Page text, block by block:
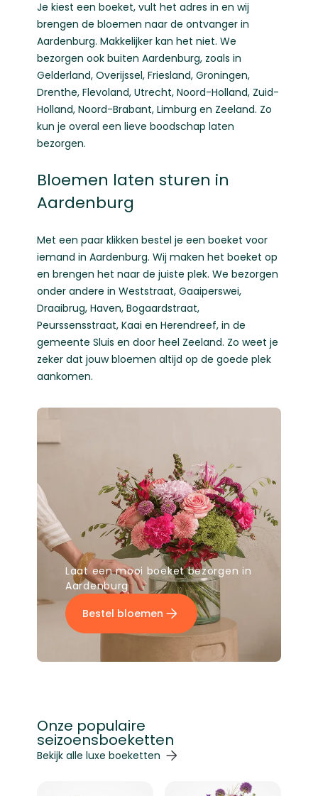
Je kiest een boeket, vult het adres in en wij
brengen de bloemen naar de ontvanger in
Aardenburg. Makkelijker kan het niet. We
bezorgen ook buiten Aardenburg, zoals in
Gelderland, Overijssel, Friesland, Groningen,
Drenthe, Flevoland, Utrecht, Noord-Holland, Zuid-
Holland, Noord-Brabant, Limburg en Zeeland. Zo
kun je overal een lieve boodschap laten
bezorgen.
Bloemen laten sturen in
Aardenburg
Met een paar klikken bestel je een boeket voor
iemand in Aardenburg. Wij maken het boeket op
en brengen het naar de juiste plek. We bezorgen
onder andere in Weststraat, Gaaiperswei,
Draaibrug, Haven, Bogaardstraat,
Peurssensstraat, Kaai en Herendreef, in de
gemeente Sluis en door heel Zeeland. Zo weet je
zeker dat jouw bloemen altijd op de goede plek
aankomen.
Laat een mooi boeket bezorgen in
Aardenburg
Bestel bloemen
Onze populaire
seizoensboeketten
Navigeren door de elementen van de carrousel is
Druk om carrousel over te slaan
Bekijk alle luxe boeketten